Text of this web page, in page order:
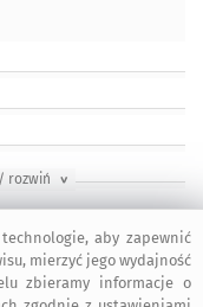
/ rozwiń >
aby zapewnić
mierzyć jego wydajność
zbieramy informacje o
informacje